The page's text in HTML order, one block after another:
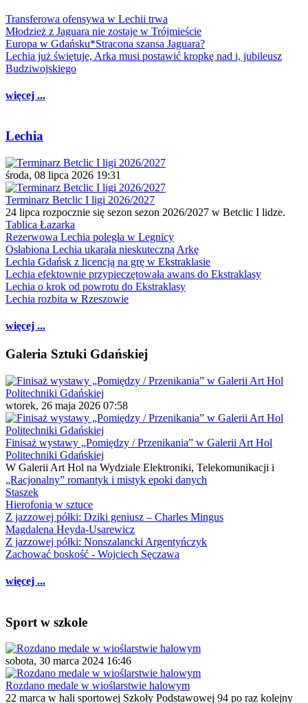
Transferowa ofensywa w Lechii trwa
Młodzież z Jaguara nie zostaje w Trójmieście
Europa w Gdańsku*Stracona szansa Jaguara?
Lechia już świętuje, Arka musi postawić kropkę nad i, jubileusz
Budziwojskiego
więcej ...
Lechia
środa, 08 lipca 2026 19:31
Terminarz Betclic I ligi 2026/2027
24 lipca rozpocznie się sezon sezon 2026/2027 w Betclic I lidze.
Tablica Łazarka
Rezerwowa Lechia poległa w Legnicy
Osłabiona Lechia ukarała nieskuteczną Arkę
Lechia Gdańsk z licencją na grę w Ekstraklasie
Lechia efektownie przypieczętowała awans do Ekstraklasy
Lechia o krok od powrotu do Ekstraklasy
Lechia rozbita w Rzeszowie
więcej ...
Galeria Sztuki Gdańskiej
wtorek, 26 maja 2026 07:58
Finisaż wystawy „Pomiędzy / Przenikania” w Galerii Art Hol
Politechniki Gdańskiej
W Galerii Art Hol na Wydziale Elektroniki, Telekomunikacji i
„Racjonalny” romantyk i mistyk epoki danych
Staszek
Hierofonia w sztuce
Z jazzowej półki: Dziki geniusz – Charles Mingus
Magdalena Heyda-Usarewicz
Z jazzowej półki: Nonszalancki Argentyńczyk
Zachować boskość - Wojciech Sęczawa
więcej ...
Sport w szkole
sobota, 30 marca 2024 16:46
Rozdano medale w wioślarstwie halowym
22 marca w hali sportowej Szkoły Podstawowej 94 po raz kolejny